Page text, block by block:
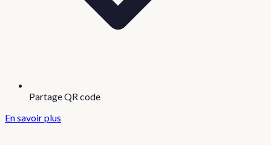
Partage QR code
En savoir plus